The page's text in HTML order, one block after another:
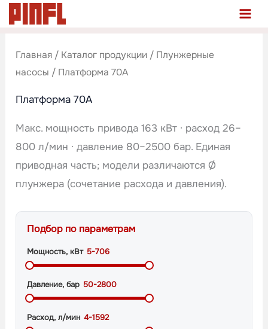
Перейти
Главная / Каталог продукции / Плунжерные
насосы / Платформа 70A
Платформа 70A
Макс. мощность привода 163 кВт · расход 26–
800 л/мин · давление 80–2500 бар. Единая
приводная часть; модели различаются Ø
плунжера (сочетание расхода и давления).
Подбор по параметрам
Мощность, кВт 5-706
Давление, бар 50-2800
Расход, л/мин 4-1592